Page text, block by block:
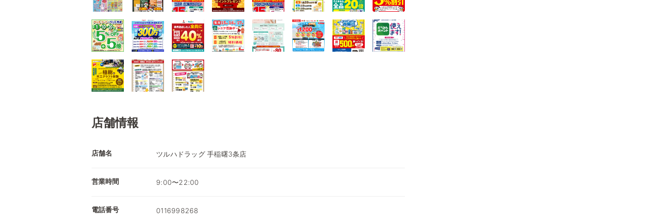
店舗情報
店舗名 ツルハドラッグ 手稲曙3条店
営業時間 9:00〜22:00
電話番号 0116998268